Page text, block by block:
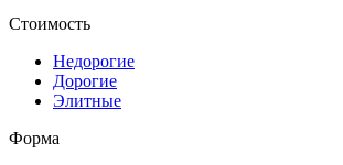
Стоимость
Недорогие
Дорогие
Элитные
Форма